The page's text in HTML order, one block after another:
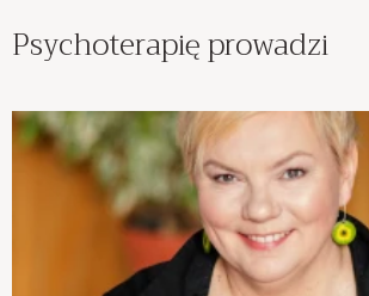
Psychoterapię prowadzi